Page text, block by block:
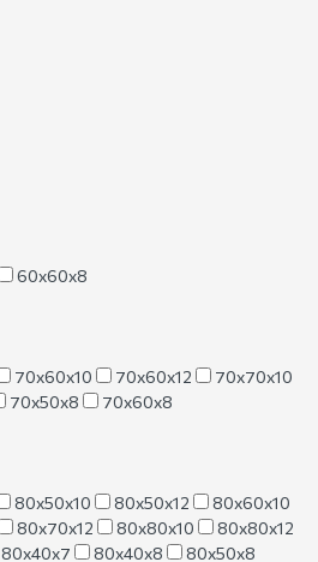
60х60х8
70х60х10 70х60х12
70х70х10
70х50х8
70х60х8
80х50х10 80х50х12
80х60х10
80х70х12 80х80х10
80х80х12
80х40х7 80х40х8
80х50х8